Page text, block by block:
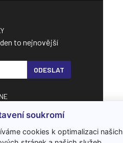
to nejnovější
ODESLAT
soukromí
cookies k optimalizaci našich